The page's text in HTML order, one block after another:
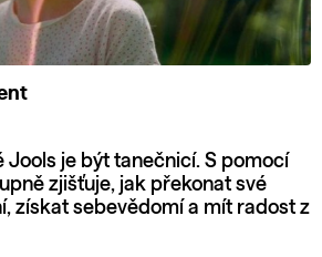
Jools je být tanečnicí. S pomocí
zjišťuje, jak překonat své
získat sebevědomí a mít radost z